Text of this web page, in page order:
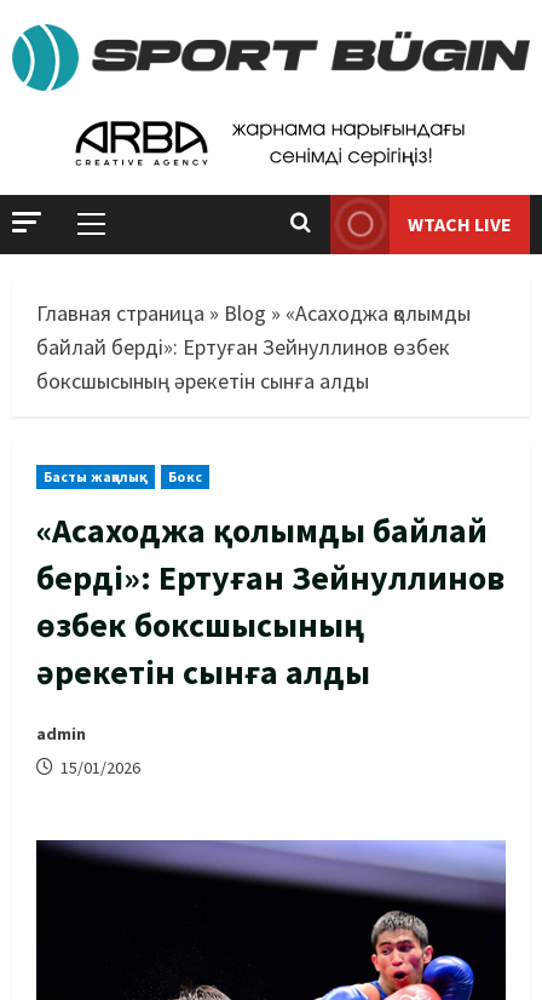
WTACH LIVE
Главная страница » Blog » «Асаходжа қолымды
байлай берді»: Ертуған Зейнуллинов өзбек
боксшысының әрекетін сынға алды
Басты жаңалық Бокс
«Асаходжа қолымды байлай
берді»: Ертуған Зейнуллинов
өзбек боксшысының
әрекетін сынға алды
admin
15/01/2026